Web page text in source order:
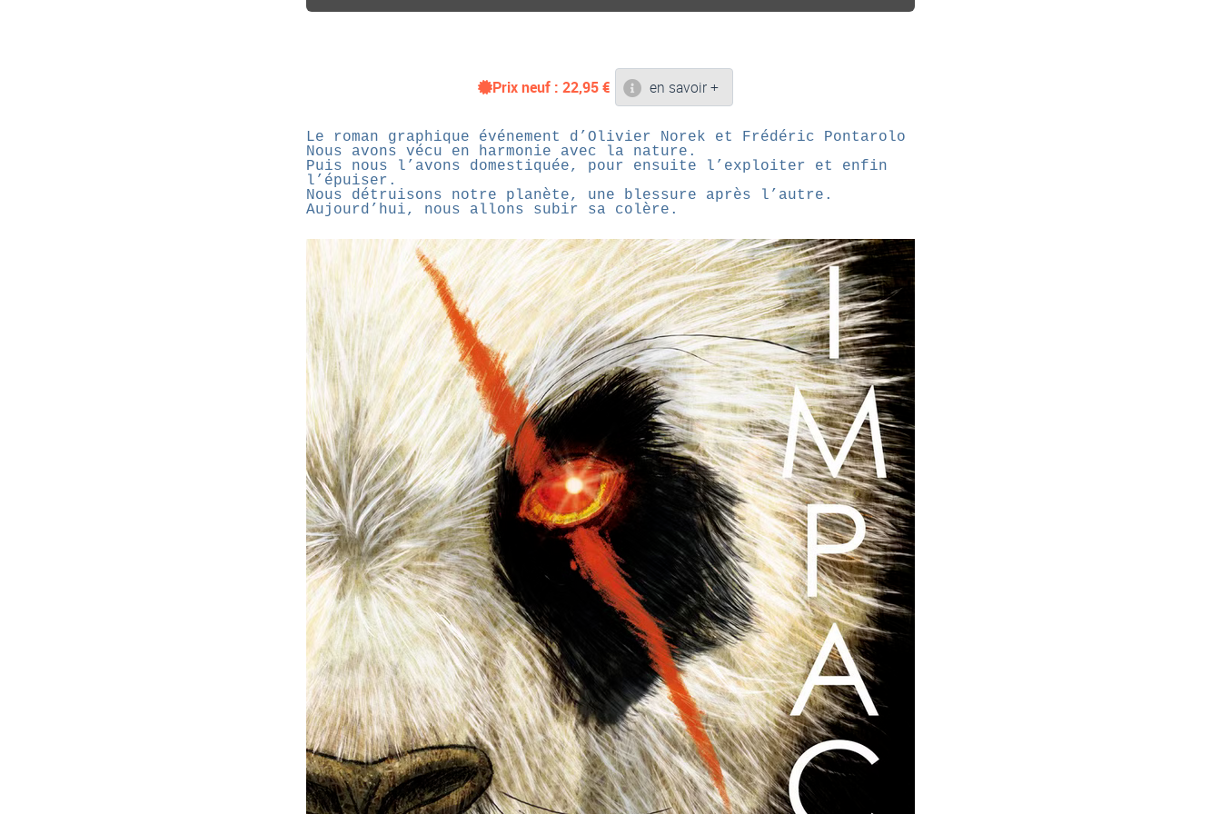
Prix neuf : 22,95€ en savoir +
Le roman graphique événement d’Olivier Norek et Frédéric Pontarolo
Nous avons vécu en harmonie avec la nature.
Puis nous l’avons domestiquée, pour ensuite l’exploiter et enfin
l’épuiser.
Nous détruisons notre planète, une blessure après l’autre.
Aujourd’hui, nous allons subir sa colère.